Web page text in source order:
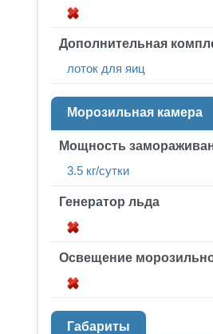
Дополнительная
лоток для яиц
Морозильная камера
Мощность
3.5 кг/сутки
Генератор льда
Освещение
Габариты